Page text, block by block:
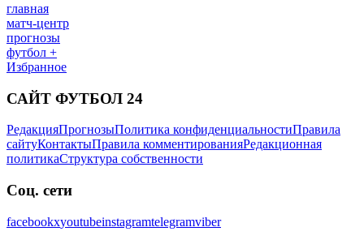
главная
матч-центр
прогнозы
футбол +
Избранное
САЙТ ФУТБОЛ 24
РедакцияПрогнозыПолитика конфиденциальностиПравила
сайтуКонтактыПравила комментированияРедакционная
политикаСтруктура собственности
Соц. сети
facebookxyoutubeinstagramtelegramviber